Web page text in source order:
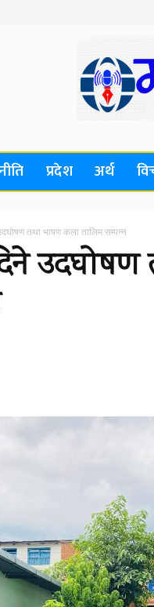
प्रदेश अर्थ
तथा भाषण कला तालिम सम्पन्न